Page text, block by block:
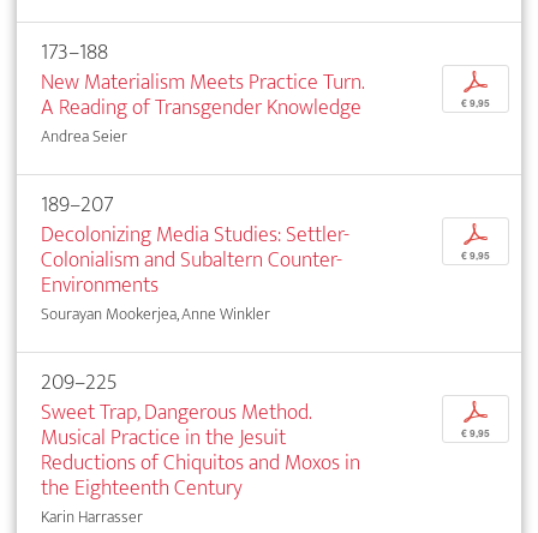
173–188
New Materialism Meets Practice Turn.
A Reading of Transgender Knowledge
Andrea Seier
p
€ 9,95
189–207
Decolonizing Media Studies: Settler-
Colonialism and Subaltern Counter-
Environments
Sourayan Mookerjea, Anne Winkler
p
€ 9,95
209–225
Sweet Trap, Dangerous Method.
Musical Practice in the Jesuit
Reductions of Chiquitos and Moxos in
the Eighteenth Century
Karin Harrasser
p
€ 9,95